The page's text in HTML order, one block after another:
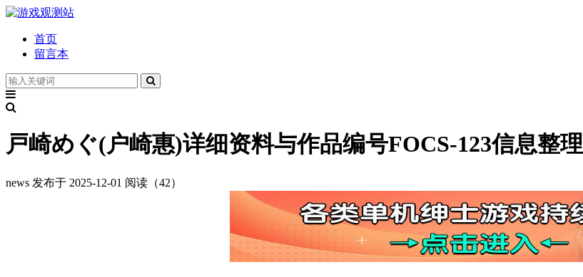
首页
留言本
戸崎めぐ(户崎惠)详细资料与作品编号FOCS-123信息整理
news 发布于 2025-12-01 阅读（42）